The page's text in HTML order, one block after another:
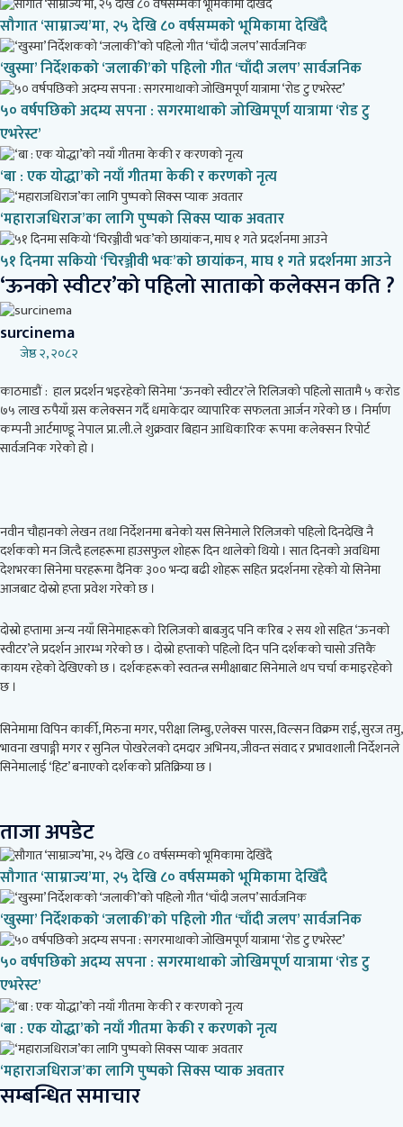
सौगात ‘साम्राज्य’मा, २५ देखि ८० वर्षसम्मको भूमिकामा देखिँदै
‘खुस्मा’ निर्देशकको ‘जलाकी’को पहिलो गीत ‘चाँदी जलप’ सार्वजनिक
५० वर्षपछिको अदम्य सपना : सगरमाथाको जोखिमपूर्ण यात्रामा ‘रोड टु
एभरेस्ट’
‘बा : एक योद्धा’को नयाँ गीतमा केकी र करणको नृत्य
‘महाराजधिराज’का लागि पुष्पको सिक्स प्याक अवतार
५१ दिनमा सकियो ‘चिरञ्जीवी भवः’को छायांकन, माघ १ गते प्रदर्शनमा आउने
‘ऊनको स्वीटर’को पहिलो साताको कलेक्सन कति ?
surcinema
जेष्ठ २, २०८२
काठमाडौं : हाल प्रदर्शन भइरहेको सिनेमा ‘ऊनको स्वीटर’ले रिलिजको पहिलो सातामै ५ करोड
७५ लाख रुपैयाँ ग्रस कलेक्सन गर्दै धमाकेदार व्यापारिक सफलता आर्जन गरेको छ । निर्माण
कम्पनी आर्टमाण्डू नेपाल प्रा.ली.ले शुक्रवार बिहान आधिकारिक रूपमा कलेक्सन रिपोर्ट
सार्वजनिक गरेको हो ।
नवीन चौहानको लेखन तथा निर्देशनमा बनेको यस सिनेमाले रिलिजको पहिलो दिनदेखि नै
दर्शकको मन जित्दै हलहरूमा हाउसफुल शोहरू दिन थालेको थियो । सात दिनको अवधिमा
देशभरका सिनेमा घरहरूमा दैनिक ३०० भन्दा बढी शोहरू सहित प्रदर्शनमा रहेको यो सिनेमा
आजबाट दोस्रो हप्ता प्रवेश गरेको छ ।
दोस्रो हप्तामा अन्य नयाँ सिनेमाहरूको रिलिजको बाबजुद पनि करिब २ सय शो सहित ‘ऊनको
स्वीटर’ले प्रदर्शन आरम्भ गरेको छ । दोस्रो हप्ताको पहिलो दिन पनि दर्शकको चासो उत्तिकै
कायम रहेको देखिएको छ । दर्शकहरूको स्वतन्त्र समीक्षाबाट सिनेमाले थप चर्चा कमाइरहेको
छ ।
सिनेमामा विपिन कार्की, मिरुना मगर, परीक्षा लिम्बु, एलेक्स पारस, विल्सन विक्रम राई, सुरज तमु,
भावना खपाङ्गी मगर र सुनिल पोखरेलको दमदार अभिनय, जीवन्त संवाद र प्रभावशाली निर्देशनले
सिनेमालाई ‘हिट’ बनाएको दर्शकको प्रतिक्रिया छ ।
ताजा अपडेट
सौगात ‘साम्राज्य’मा, २५ देखि ८० वर्षसम्मको भूमिकामा देखिँदै
‘खुस्मा’ निर्देशकको ‘जलाकी’को पहिलो गीत ‘चाँदी जलप’ सार्वजनिक
५० वर्षपछिको अदम्य सपना : सगरमाथाको जोखिमपूर्ण यात्रामा ‘रोड टु
एभरेस्ट’
‘बा : एक योद्धा’को नयाँ गीतमा केकी र करणको नृत्य
‘महाराजधिराज’का लागि पुष्पको सिक्स प्याक अवतार
सम्बन्धित समाचार